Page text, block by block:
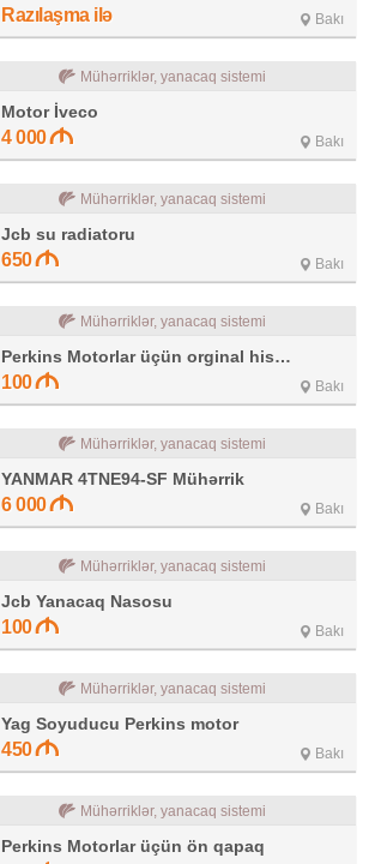
Razılaşma ilə Bakı
Mühərriklər, yanacaq sistemi
Motor İveco
4 000 Bakı
Mühərriklər, yanacaq sistemi
Jcb su radiatoru
650 Bakı
Mühərriklər, yanacaq sistemi
Perkins Motorlar üçün orginal hissələr
100 Bakı
Mühərriklər, yanacaq sistemi
YANMAR 4TNE94-SF Mühərrik
6 000 Bakı
Mühərriklər, yanacaq sistemi
Jcb Yanacaq Nasosu
100 Bakı
Mühərriklər, yanacaq sistemi
Yag Soyuducu Perkins motor
450 Bakı
Mühərriklər, yanacaq sistemi
Perkins Motorlar üçün ön qapaq